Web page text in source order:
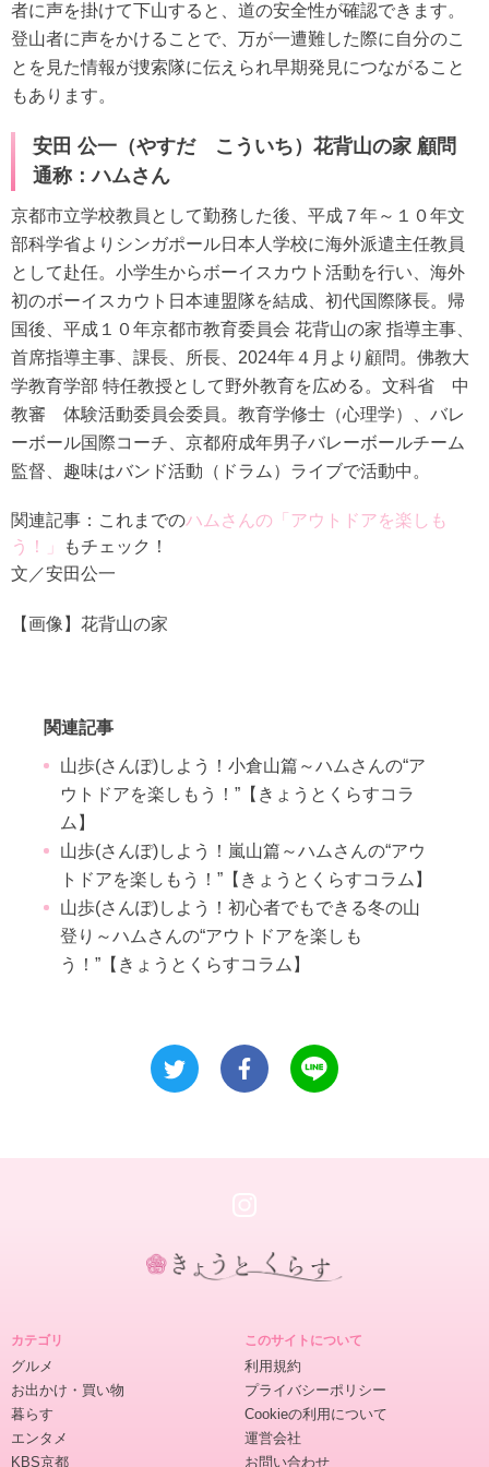
者に声を掛けて下山すると、道の安全性が確認できます。
登山者に声をかけることで、万が一遭難した際に自分のこ
とを見た情報が捜索隊に伝えられ早期発見につながること
もあります。
安田 公一（やすだ こういち）花背山の家 顧問
通称：ハムさん
京都市立学校教員として勤務した後、平成７年～１０年文
部科学省よりシンガポール日本人学校に海外派遣主任教員
として赴任。小学生からボーイスカウト活動を行い、海外
初のボーイスカウト日本連盟隊を結成、初代国際隊長。帰
国後、平成１０年京都市教育委員会 花背山の家 指導主事、
首席指導主事、課長、所長、2024年４月より顧問。佛教大
学教育学部 特任教授として野外教育を広める。文科省 中
教審 体験活動委員会委員。教育学修士（心理学）、バレ
ーボール国際コーチ、京都府成年男子バレーボールチーム
監督、趣味はバンド活動（ドラム）ライブで活動中。
関連記事：これまでのハムさんの「アウトドアを楽しも
う！」
もチェック！
文／安田公一
【画像】花背山の家
関連記事
山歩(さんぽ)しよう！小倉山篇～ハムさんの“ア
ウトドアを楽しもう！”【きょうとくらすコラ
ム】
山歩(さんぽ)しよう！嵐山篇～ハムさんの“アウ
トドアを楽しもう！”【きょうとくらすコラム】
山歩(さんぽ)しよう！初心者でもできる冬の山
登り～ハムさんの“アウトドアを楽しも
う！”【きょうとくらすコラム】
カテゴリ
グルメ
お出かけ・買い物
暮らす
エンタメ
KBS京都
このサイトについて
利用規約
プライバシーポリシー
Cookieの利用について
運営会社
お問い合わせ